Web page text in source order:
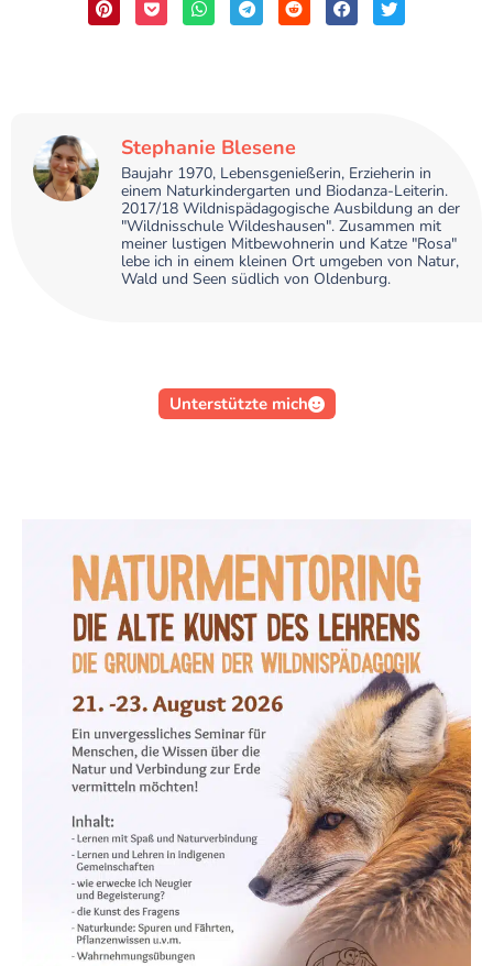
Stephanie Blesene
Baujahr 1970, Lebensgenießerin, Erzieherin in
einem Naturkindergarten und Biodanza-Leiterin.
2017/18 Wildnispädagogische Ausbildung an der
"Wildnisschule Wildeshausen". Zusammen mit
meiner lustigen Mitbewohnerin und Katze "Rosa"
lebe ich in einem kleinen Ort umgeben von Natur,
Wald und Seen südlich von Oldenburg.
Unterstützte mich